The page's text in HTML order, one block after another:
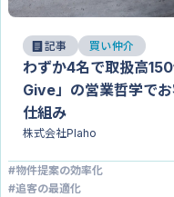
記事 買い仲介
わずか4名で取扱高
Give」の営業哲学で
仕組み
株式会社Plaho
#物件提案の効率化
#追客の最適化